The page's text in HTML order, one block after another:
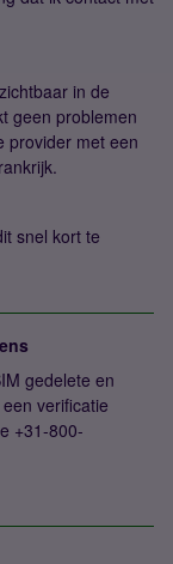
in de
geen problemen
provider met een
snel kort te
gedelete en
verificatie
+31-800-